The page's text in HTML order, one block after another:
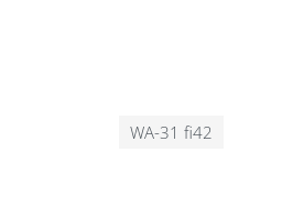
WA-31 fi42